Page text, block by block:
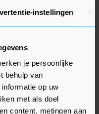
instellingen
je persoonlijke
behulp van
op uw
met als doel
content, metingen aan
dinsdagochtend
tests. Dat is
Den Haag
(41),
(beide 24).